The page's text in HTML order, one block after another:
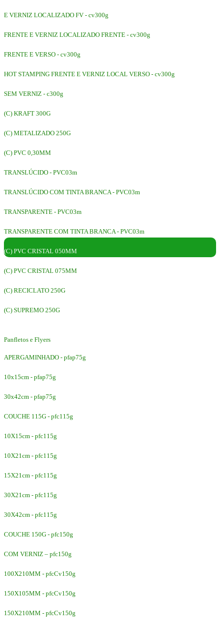
E VERNIZ LOCALIZADO FV - cv300g
FRENTE E VERNIZ LOCALIZADO FRENTE - cv300g
FRENTE E VERSO - cv300g
HOT STAMPING FRENTE E VERNIZ LOCAL VERSO - cv300g
SEM VERNIZ - c300g
(C) KRAFT 300G
(C) METALIZADO 250G
(C) PVC 0,30MM
TRANSLÚCIDO - PVC03m
TRANSLÚCIDO COM TINTA BRANCA - PVC03m
TRANSPARENTE - PVC03m
TRANSPARENTE COM TINTA BRANCA - PVC03m
(C) PVC CRISTAL 050MM
(C) PVC CRISTAL 075MM
(C) RECICLATO 250G
(C) SUPREMO 250G
Panfletos e Flyers
APERGAMINHADO - pfap75g
10x15cm - pfap75g
30x42cm - pfap75g
COUCHE 115G - pfc115g
10X15cm - pfc115g
10X21cm - pfc115g
15X21cm - pfc115g
30X21cm - pfc115g
30X42cm - pfc115g
COUCHE 150G - pfc150g
COM VERNIZ – pfc150g
100X210MM - pfcCv150g
150X105MM - pfcCv150g
150X210MM - pfcCv150g